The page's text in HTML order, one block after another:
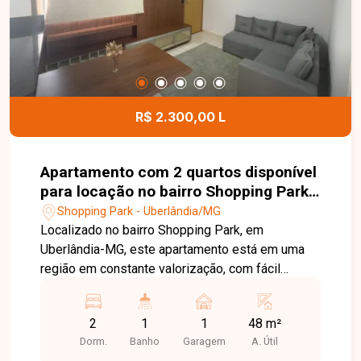
localização privilegiada, tornando este imóvel
uma excelente opção tanto para morar quanto
para investir. Agende uma visita e venha conhecer
todos os detalhes deste apartamento no
Residencial Torres Mansour.
R$ 2.300,00 L
Apartamento com 2 quartos disponível
para locação no bairro Shopping Park
em Uberlândia-MG
Shopping Park - Uberlândia/MG
Localizado no bairro Shopping Park, em
Uberlândia-MG, este apartamento está em uma
região em constante valorização, com fácil
próximo ao Uberlândia Shopping, Faculdade Unitri
e Parque UNA. Além disso, conta com
supermercados, farmácias, comércios e diversos
2
Dorm.
1
Banho
1
Garagem
48 m²
A. Útil